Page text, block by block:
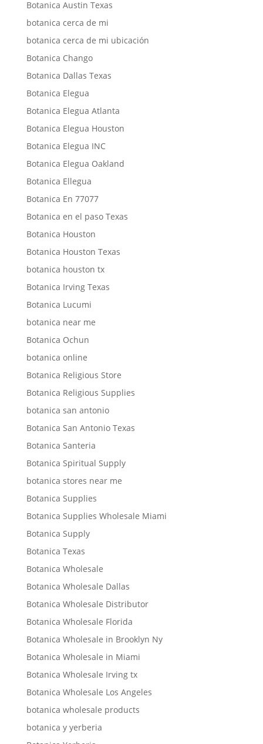
Botanica Austin Texas
botanica cerca de mi
botanica cerca de mi ubicación
Botanica Chango
Botanica Dallas Texas
Botanica Elegua
Botanica Elegua Atlanta
Botanica Elegua Houston
Botanica Elegua INC
Botanica Elegua Oakland
Botanica Ellegua
Botanica En 77077
Botanica en el paso Texas
Botanica Houston
Botanica Houston Texas
botanica houston tx
Botanica Irving Texas
Botanica Lucumi
botanica near me
Botanica Ochun
botanica online
Botanica Religious Store
Botanica Religious Supplies
botanica san antonio
Botanica San Antonio Texas
Botanica Santeria
Botanica Spiritual Supply
botanica stores near me
Botanica Supplies
Botanica Supplies Wholesale Miami
Botanica Supply
Botanica Texas
Botanica Wholesale
Botanica Wholesale Dallas
Botanica Wholesale Distributor
Botanica Wholesale Florida
Botanica Wholesale in Brooklyn Ny
Botanica Wholesale in Miami
Botanica Wholesale Irving tx
Botanica Wholesale Los Angeles
botanica wholesale products
botanica y yerberia